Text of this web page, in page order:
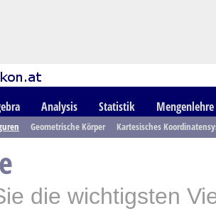
Analysis Statistik Mengenlehre
Geometrische Körper Kartesisches
die wichtigsten